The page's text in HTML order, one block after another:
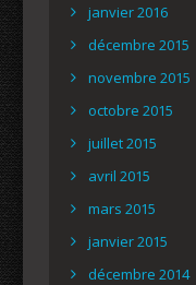
janvier 2016
décembre 2015
novembre 2015
octobre 2015
juillet 2015
avril 2015
mars 2015
janvier 2015
décembre 2014